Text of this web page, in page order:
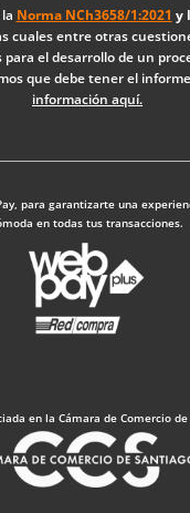
d
i
n
Norma NCh3658/1:2021 y
cuales entre otras
el desarrollo de un
que debe tener el
información aquí.
para garantizarte una
en todas tus transacciones.
en la Cámara de Comercio